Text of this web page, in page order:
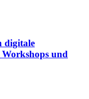
digitale
und